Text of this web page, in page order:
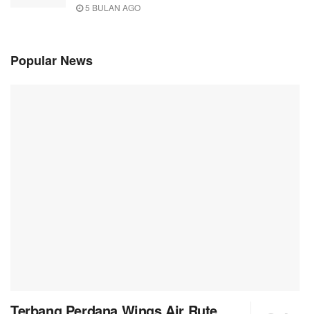
5 BULAN AGO
Popular News